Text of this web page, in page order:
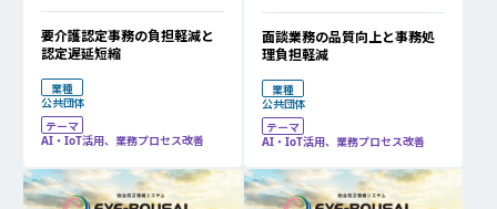
要介護認定事務の負担軽減と
認定遅延短縮
業種
公共団体
テーマ
AI・IoT活用、業務プロセス改善
面談業務の品質向上と事務処
理負担軽減
業種
公共団体
テーマ
AI・IoT活用、業務プロセス改善